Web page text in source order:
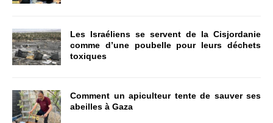
Les Israéliens se servent de la Cisjordanie
comme d’une poubelle pour leurs déchets
toxiques
Comment un apiculteur tente de sauver ses
abeilles à Gaza